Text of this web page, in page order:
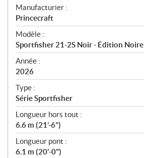
S
p
é
c
i
f
i
c
a
t
i
o
n
s
Manufacturier :
Princecraft
Modèle :
Sportfisher 21-2S Noir - Édition Noire
Année :
2026
Type :
Série Sportfisher
Longueur hors tout :
6.6 m (21’-6”)
Longueur pont :
6.1 m (20'-0")